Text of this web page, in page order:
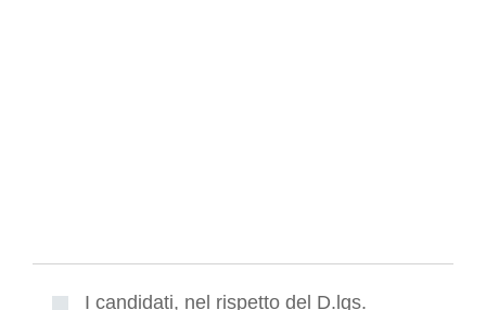
I candidati, nel rispetto del D.lgs.